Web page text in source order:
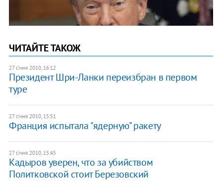
ЧИТАЙТЕ ТАКОЖ
27 січня 2010, 16:12
Президент Шри-Ланки переизбран в первом
туре
27 січня 2010, 15:51
Франция испытала "ядерную" ракету
27 січня 2010, 15:45
Кадыров уверен, что за убийством
Политковской стоит Березовский